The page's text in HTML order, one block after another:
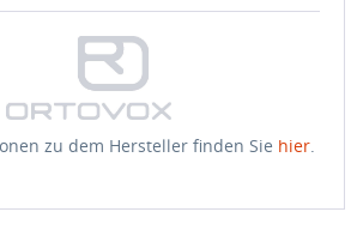
zu dem Hersteller finden Sie hier.